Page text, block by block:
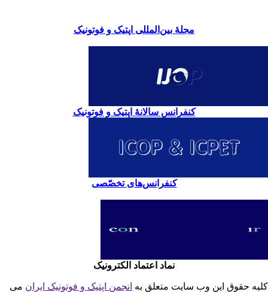
مجلۀ بین‌المللی اپتیک و فوتونیک
کنفرانس سالانۀ اپتیک و فوتونیک
کنفرانس‌های تخصّصی
نماد اعتماد الکترونیک
حقوق این وب سایت متعلق بهانجمن اپتیک و فوتونیک ایران می